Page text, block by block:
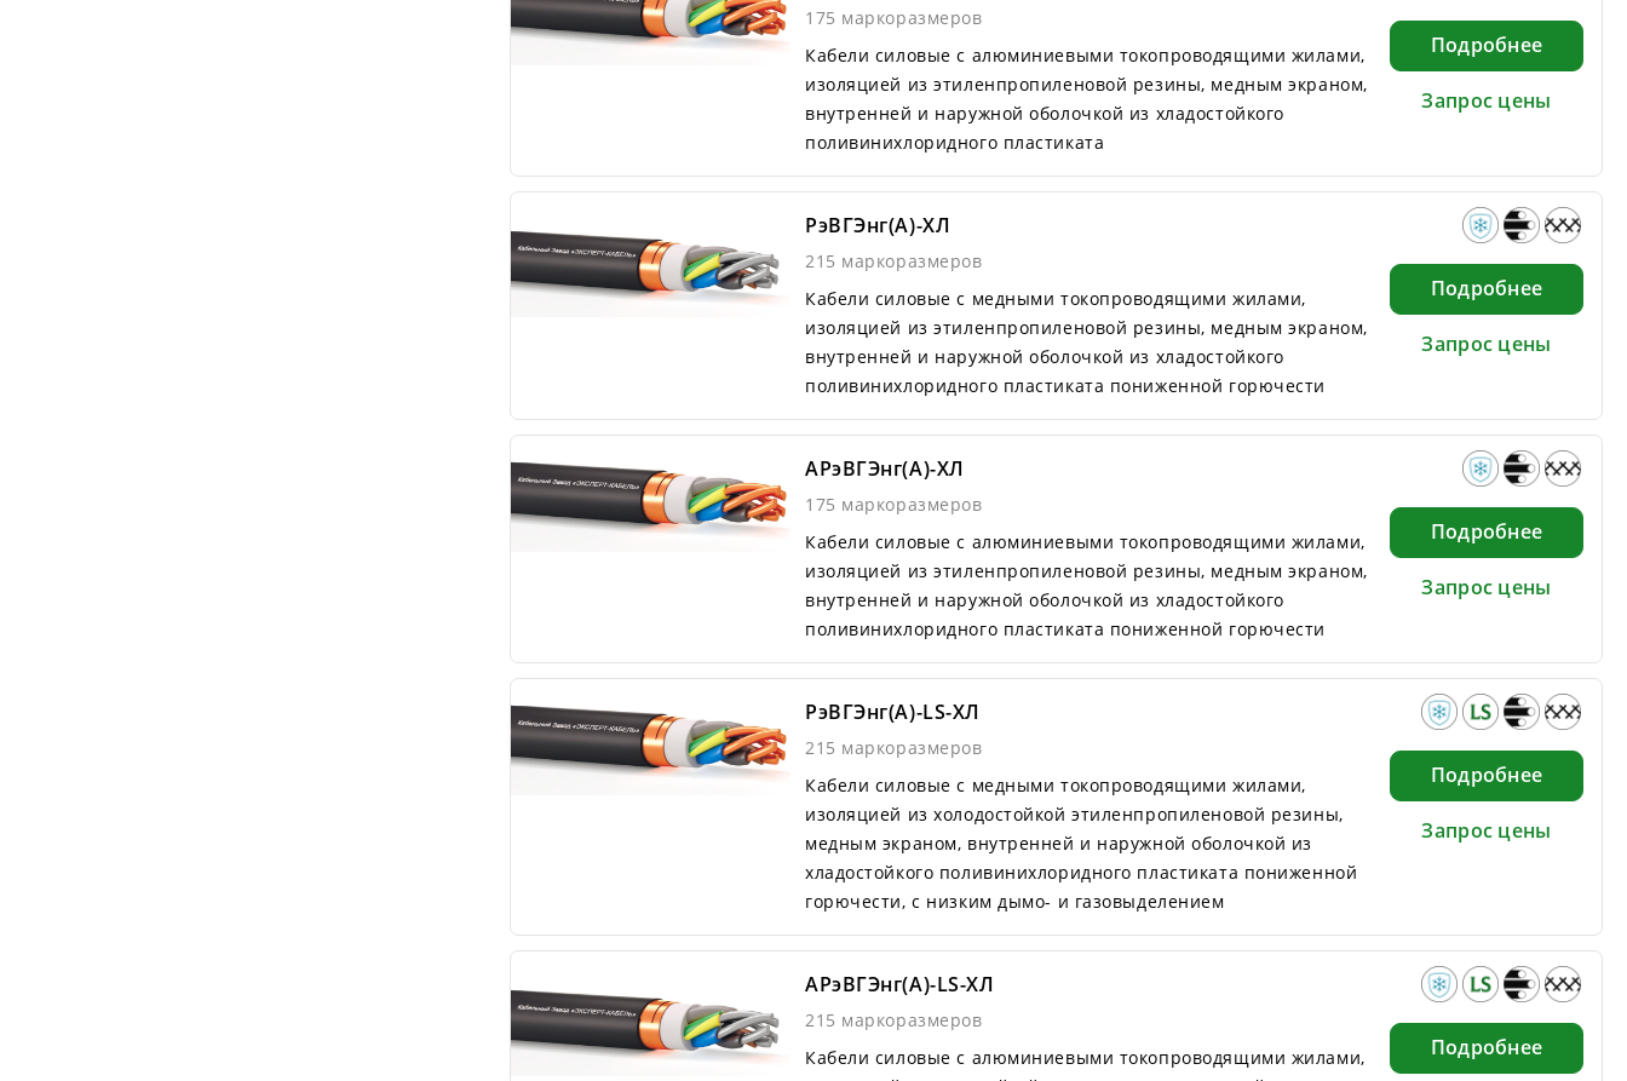
175 маркоразмеров
Кабели силовые с алюминиевыми токопроводящими жилами,
изоляцией из этиленпропиленовой резины, медным экраном,
внутренней и наружной оболочкой из хладостойкого
поливинихлоридного пластиката
Подробнее
Запрос цены
РэВГЭнг(А)-ХЛ
215 маркоразмеров
Кабели силовые с медными токопроводящими жилами,
изоляцией из этиленпропиленовой резины, медным экраном,
внутренней и наружной оболочкой из хладостойкого
поливинихлоридного пластиката пониженной горючести
Подробнее
Запрос цены
АРэВГЭнг(А)-ХЛ
175 маркоразмеров
Кабели силовые с алюминиевыми токопроводящими жилами,
изоляцией из этиленпропиленовой резины, медным экраном,
внутренней и наружной оболочкой из хладостойкого
поливинихлоридного пластиката пониженной горючести
Подробнее
Запрос цены
РэВГЭнг(А)-LS-ХЛ
215 маркоразмеров
Кабели силовые с медными токопроводящими жилами,
изоляцией из холодостойкой этиленпропиленовой резины,
медным экраном, внутренней и наружной оболочкой из
хладостойкого поливинихлоридного пластиката пониженной
горючести, с низким дымо- и газовыделением
Подробнее
Запрос цены
АРэВГЭнг(А)-LS-ХЛ
215 маркоразмеров
Кабели силовые с алюминиевыми токопроводящими жилами,
Подробнее